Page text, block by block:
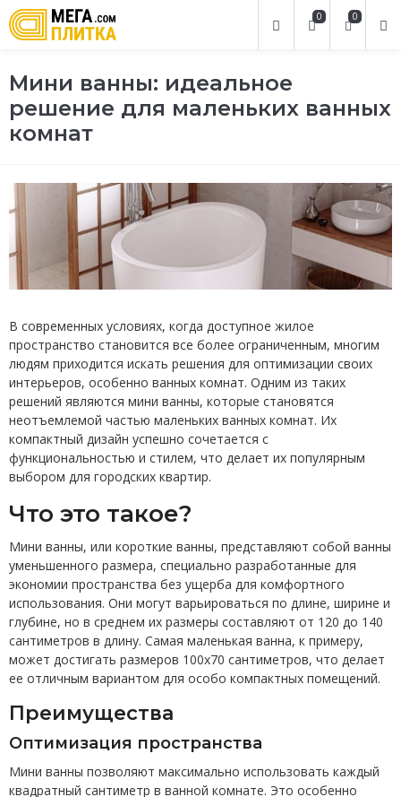
0
0
Мини ванны: идеальное
решение для маленьких ванных
комнат
В современных условиях, когда доступное жилое
пространство становится все более ограниченным, многим
людям приходится искать решения для оптимизации своих
интерьеров, особенно ванных комнат. Одним из таких
решений являются мини ванны, которые становятся
неотъемлемой частью маленьких ванных комнат. Их
компактный дизайн успешно сочетается с
функциональностью и стилем, что делает их популярным
выбором для городских квартир.
Что это такое?
Мини ванны, или короткие ванны, представляют собой ванны
уменьшенного размера, специально разработанные для
экономии пространства без ущерба для комфортного
использования. Они могут варьироваться по длине, ширине и
глубине, но в среднем их размеры составляют от 120 до 140
сантиметров в длину. Самая маленькая ванна, к примеру,
может достигать размеров 100х70 сантиметров, что делает
ее отличным вариантом для особо компактных помещений.
Преимущества
Оптимизация пространства
Мини ванны позволяют максимально использовать каждый
квадратный сантиметр в ванной комнате. Это особенно